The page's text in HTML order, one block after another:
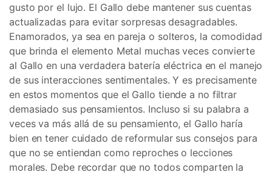
gusto por el lujo. El Gallo debe mantener sus cuentas
actualizadas para evitar sorpresas desagradables.
Enamorados, ya sea en pareja o solteros, la comodidad
que brinda el elemento Metal muchas veces convierte
al Gallo en una verdadera batería eléctrica en el manejo
de sus interacciones sentimentales. Y es precisamente
en estos momentos que el Gallo tiende a no filtrar
demasiado sus pensamientos. Incluso si su palabra a
veces va más allá de su pensamiento, el Gallo haría
bien en tener cuidado de reformular sus consejos para
que no se entiendan como reproches o lecciones
morales. Debe recordar que no todos comparten la